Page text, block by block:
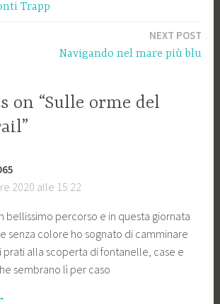
Trapp
NEXT POST
Navigando nel mare più blu
on “Sulle orme del
2020 alle 15:22
bellissimo percorso e in questa giornata
senza colore ho sognato di camminare
prati alla scoperta di fontanelle, case e
sembrano lì per caso